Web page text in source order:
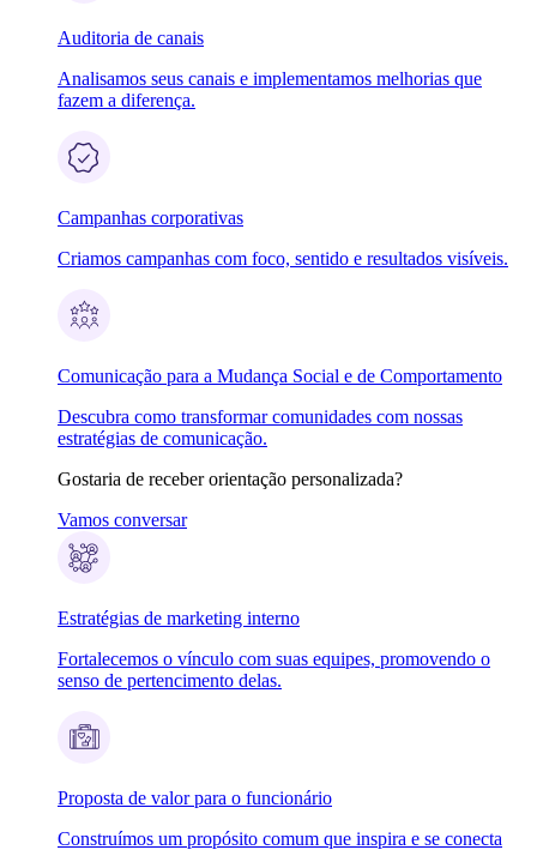
Auditoria de canais
Analisamos seus canais e implementamos melhorias que
fazem a diferença.
Campanhas corporativas
Criamos campanhas com foco, sentido e resultados visíveis.
Comunicação para a Mudança Social e de Comportamento
Descubra como transformar comunidades com nossas
estratégias de comunicação.
Gostaria de receber orientação personalizada?
Vamos conversar
Estratégias de marketing interno
Fortalecemos o vínculo com suas equipes, promovendo o
senso de pertencimento delas.
Proposta de valor para o funcionário
Construímos um propósito comum que inspira e se conecta